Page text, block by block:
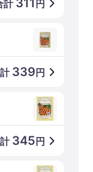
計 311 円
339 円
345 円